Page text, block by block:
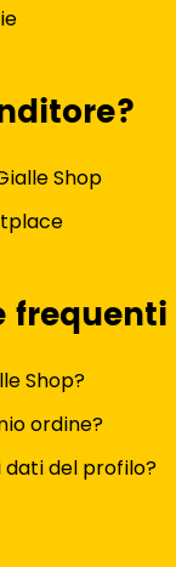
Shop
frequenti
Shop?
ordine?
del profilo?